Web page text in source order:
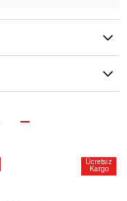
Ücretsiz
Kargo